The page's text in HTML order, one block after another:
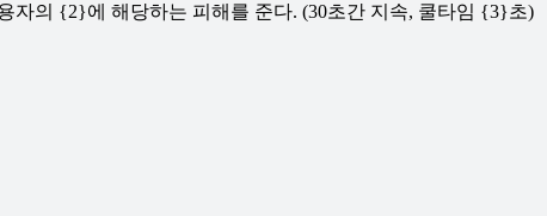
자의 {2}에 해당하는 피해를 준다. (30초간 지속, 쿨타임 {3}초)